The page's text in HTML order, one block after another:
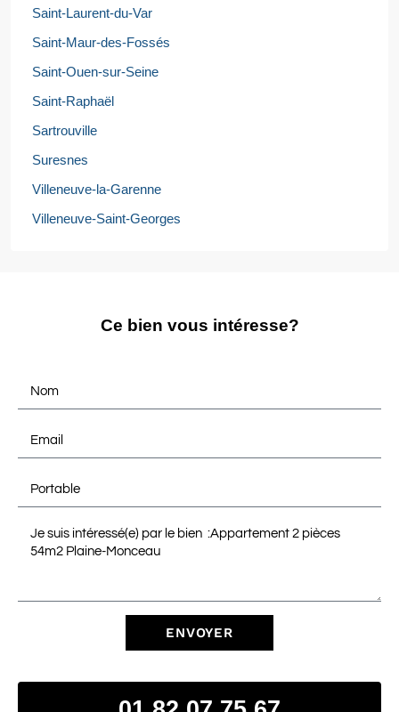
Saint-Laurent-du-Var
Saint-Maur-des-Fossés
Saint-Ouen-sur-Seine
Saint-Raphaël
Sartrouville
Suresnes
Villeneuve-la-Garenne
Villeneuve-Saint-Georges
Ce bien vous intéresse?
ENVOYER